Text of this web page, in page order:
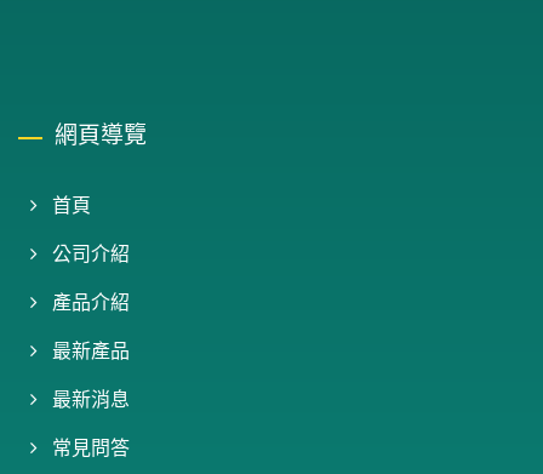
網頁導覽
首頁
公司介紹
產品介紹
最新產品
最新消息
常見問答